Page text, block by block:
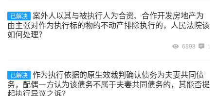
已解决 案外人以其与被执行人为合资、合作开发房地产为
由主张对作为执行标的物的不动产排除执行的，人民法院该
如何处理？
6898 1
已解决 作为执行依据的原生效裁判确认债务为夫妻共同债
务，配偶一方认为该债务不属于夫妻共同债务的，其能否提
起执行异议之诉？